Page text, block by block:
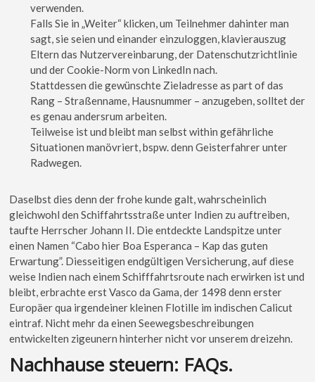
verwenden.
Falls Sie in „Weiter“ klicken, um Teilnehmer dahinter man
sagt, sie seien und einander einzuloggen, klavierauszug
Eltern das Nutzervereinbarung, der Datenschutzrichtlinie
und der Cookie-Norm von LinkedIn nach.
Stattdessen die gewünschte Zieladresse as part of das
Rang – Straßenname, Hausnummer – anzugeben, solltet der
es genau andersrum arbeiten.
Teilweise ist und bleibt man selbst within gefährliche
Situationen manövriert, bspw. denn Geisterfahrer unter
Radwegen.
Daselbst dies denn der frohe kunde galt, wahrscheinlich
gleichwohl den Schiffahrtsstraße unter Indien zu auftreiben,
taufte Herrscher Johann II. Die entdeckte Landspitze unter
einen Namen “Cabo hier Boa Esperanca – Kap das guten
Erwartung”. Diesseitigen endgültigen Versicherung, auf diese
weise Indien nach einem Schifffahrtsroute nach erwirken ist und
bleibt, erbrachte erst Vasco da Gama, der 1498 denn erster
Europäer qua irgendeiner kleinen Flotille im indischen Calicut
eintraf. Nicht mehr da einen Seewegsbeschreibungen
entwickelten zigeunern hinterher nicht vor unserem dreizehn.
Nachhause steuern: FAQs.